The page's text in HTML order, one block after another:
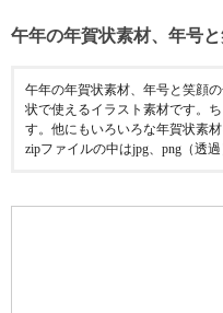
午年の年賀状素材、年号
午年の年賀状素材、年号と笑顔
状で使えるイラスト素材です。
す。他にもいろいろな年賀状素
zipファイルの中はjpg、png（透